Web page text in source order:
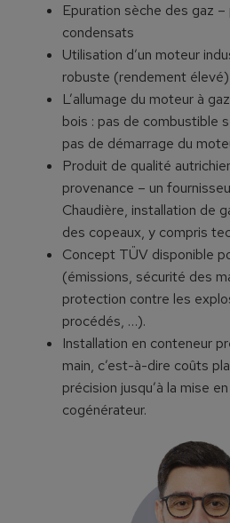
Epuration sèche des gaz
condensats
Utilisation d’un moteur
robuste (rendement élevé)
L’allumage du moteur à
bois : pas de combustible
pas de démarrage du
Produit de qualité
provenance – un
Chaudière, installation de
des copeaux, y compris
Concept TÜV disponible
(émissions, sécurité des
protection contre les
procédés, …).
Installation en conteneur
main, c’est-à-dire coûts
précision jusqu’à la mise
cogénérateur.